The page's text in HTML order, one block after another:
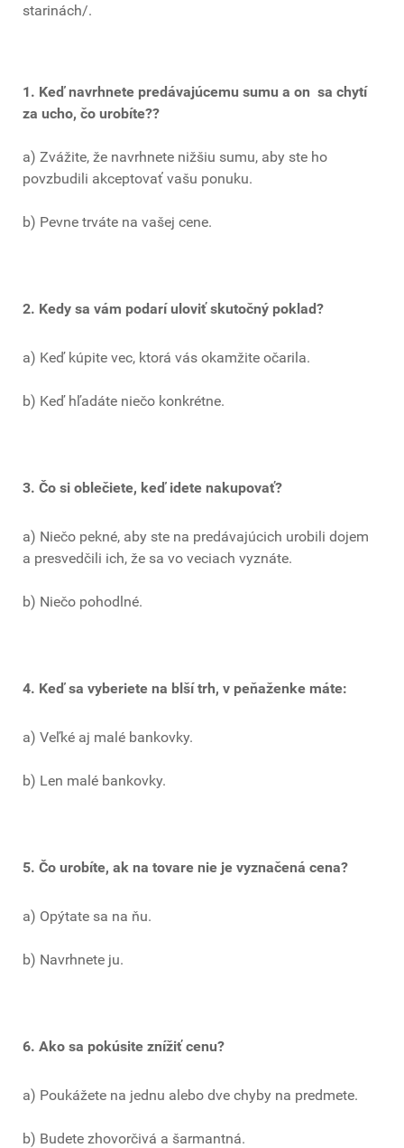
starinách/.
1. Keď navrhnete predávajúcemu sumu a on sa chytí
za ucho, čo urobíte??
a) Zvážite, že navrhnete nižšiu sumu, aby ste ho
povzbudili akceptovať vašu ponuku.
b) Pevne trváte na vašej cene.
2. Kedy sa vám podarí uloviť skutočný poklad?
a) Keď kúpite vec, ktorá vás okamžite očarila.
b) Keď hľadáte niečo konkrétne.
3. Čo si oblečiete, keď idete nakupovať?
a) Niečo pekné, aby ste na predávajúcich urobili dojem
a presvedčili ich, že sa vo veciach vyznáte.
b) Niečo pohodlné.
4. Keď sa vyberiete na blší trh, v peňaženke máte:
a) Veľké aj malé bankovky.
b) Len malé bankovky.
5. Čo urobíte, ak na tovare nie je vyznačená cena?
a) Opýtate sa na ňu.
b) Navrhnete ju.
6. Ako sa pokúsite znížiť cenu?
a) Poukážete na jednu alebo dve chyby na predmete.
b) Budete zhovorčivá a šarmantná.